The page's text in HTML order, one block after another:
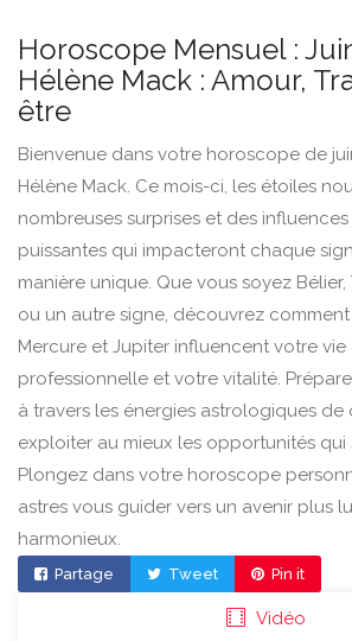
Horoscope Mensuel :
Hélène Mack : Amour,
être
Bienvenue dans votre horoscope de
Hélène Mack. Ce mois-ci, les étoiles
nombreuses surprises et des
puissantes qui impacteront chaque
manière unique. Que vous soyez Bélier,
ou un autre signe, découvrez comment
Mercure et Jupiter influencent votre vie
professionnelle et votre vitalité.
à travers les énergies astrologiques de
exploiter au mieux les opportunités qui
Plongez dans votre horoscope
astres vous guider vers un avenir plus
harmonieux.
Partage Tweet Pin it
Vidéo